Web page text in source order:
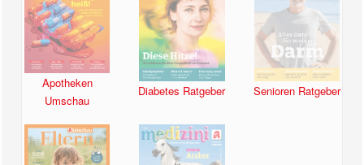
Apotheken
Umschau
Diabetes Ratgeber Senioren Ratgeber